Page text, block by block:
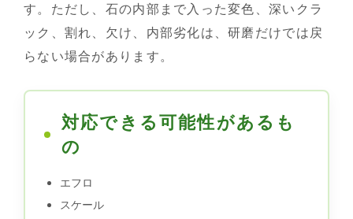
す。ただし、石の内部まで入った変色、深いクラ
ック、割れ、欠け、内部劣化は、研磨だけでは戻
らない場合があります。
対応できる可能性があるも
の
エフロ
スケール